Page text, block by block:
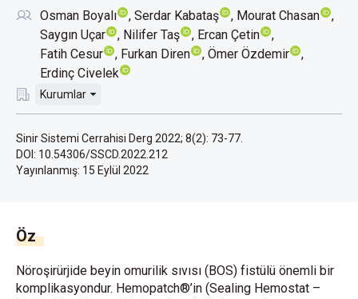
Osman Boyalı Serdar Kabataş
Mourat Chasan
Saygın Uçar
Nilifer Taş
Ercan Çetin
Fatih Cesur
Furkan Diren
Ömer Özdemir
Erdinç Civelek
Kurumlar
Sinir Sistemi Cerrahisi Derg 2022; 8(2): 73-77.
DOI: 10.54306/SSCD.2022.212
Yayınlanmış: 15 Eylül 2022
Öz
Nöroşirürjide beyin omurilik sıvısı (BOS) fistülü önemli bir
komplikasyondur. Hemopatch®’in (Sealing Hemostat –